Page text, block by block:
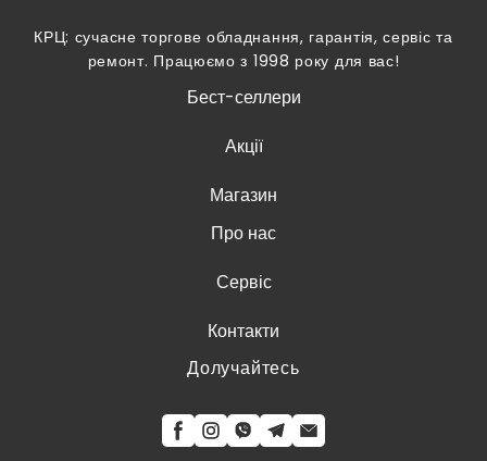
КРЦ: сучасне торгове обладнання, гарантія, сервіс та
ремонт. Працюємо з 1998 року для вас!
Бест-селлери
Акції
Магазин
Про нас
Сервіс
Контакти
Долучайтесь